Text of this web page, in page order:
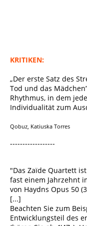
KRITIKEN:
„Der erste Satz des
Tod und das
Rhythmus, in dem
Individualität zum
Qobuz, Katiuska Torres
------------------
"Das Zaïde Quartett
fast einem Jahrzehnt
von Haydns Opus 50
[...]
Beachten Sie zum
Entwicklungsteil des